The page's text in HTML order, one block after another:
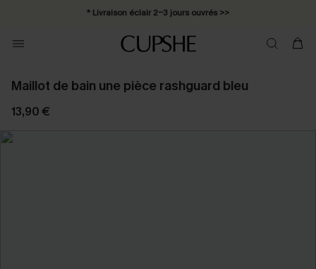
* Livraison éclair 2-3 jours ouvrés >>
Maillot de bain une pièce rashguard bleu
13,90 €